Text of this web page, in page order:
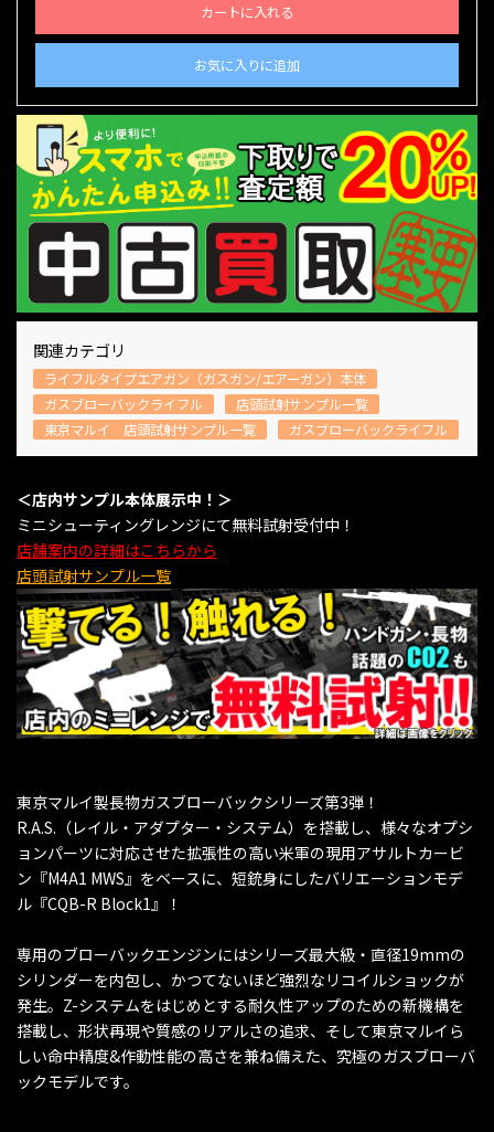
カートに入れる
お気に入りに追加
関連カテゴリ
ライフルタイプエアガン（ガスガン/エアーガン）本体
ガスブローバックライフル
店頭試射サンプル一覧
東京マルイ 店頭試射サンプル一覧
ガスブローバックライフル
＜店内サンプル本体展示中！＞
ミニシューティングレンジにて無料試射受付中！
店舗案内の詳細はこちらから
店頭試射サンプル一覧
東京マルイ製長物ガスブローバックシリーズ第3弾！
R.A.S.（レイル・アダプター・システム）を搭載し、様々なオプシ
ョンパーツに対応させた拡張性の高い米軍の現用アサルトカービ
ン『M4A1 MWS』をベースに、短銃身にしたバリエーションモデ
ル『CQB-R Block1』！
専用のブローバックエンジンにはシリーズ最大級・直径19mmの
シリンダーを内包し、かつてないほど強烈なリコイルショックが
発生。Z-システムをはじめとする耐久性アップのための新機構を
搭載し、形状再現や質感のリアルさの追求、そして東京マルイら
しい命中精度&作動性能の高さを兼ね備えた、究極のガスブローバ
ックモデルです。